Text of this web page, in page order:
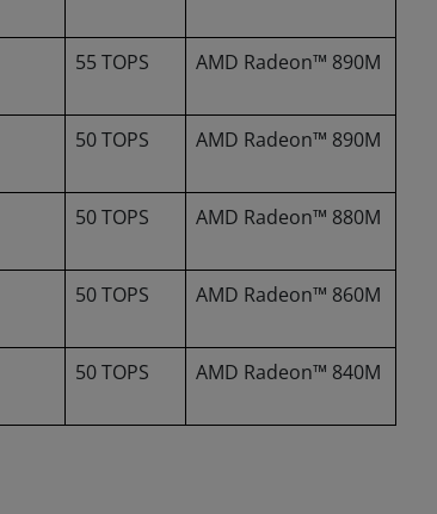
55 TOPS AMD Radeon™ 890M
50 TOPS AMD Radeon™ 890M
50 TOPS AMD Radeon™ 880M
50 TOPS AMD Radeon™ 860M
50 TOPS AMD Radeon™ 840M